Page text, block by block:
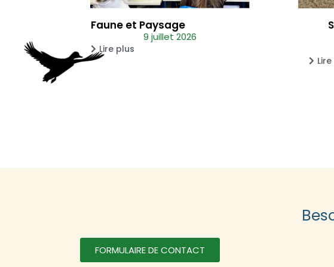
Faune et Paysage
9 juillet 2026
Lire plus
FORMULAIRE DE CONTACT